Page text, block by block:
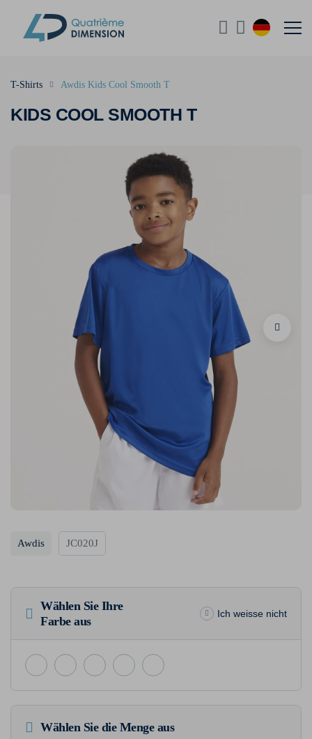
KIDS COOL SMOOTH T
T-Shirts Awdis Kids Cool Smooth T
Awdis JC020J
Wählen Sie Ihre
Farbe aus
Ich weisse nicht
Wählen Sie die Menge aus